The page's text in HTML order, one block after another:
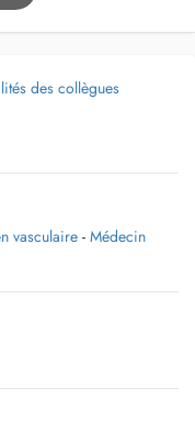
des collègues
vasculaire - Médecin